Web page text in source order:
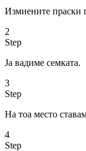
Измиените праски
2
Step
Ја вадиме семката.
3
Step
На тоа место
4
Step